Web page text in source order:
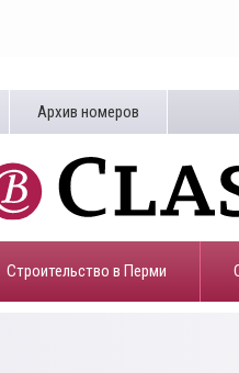
Архив номеров
Строительство в Перми